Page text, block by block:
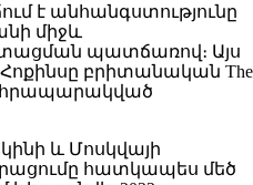
է անհանգստությունը
միջև
պատճառով։ Այս
Հոքինսը բրիտանական The
հրապարակված
և Մոսկվայի
հատկապես մեծ